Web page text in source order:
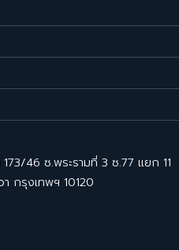
46 ซ.พระรามที่ 3 ซ.77 แยก 11
กรุงเทพฯ 10120